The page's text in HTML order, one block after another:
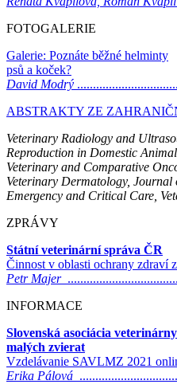
FOTOGALERIE
Galerie: Poznáte běžné helminty
psů a koček?
David Modrý
ABSTRAKTY ZE
Veterinary Radiology and
Reproduction in Domestic
Veterinary and Comparative
Veterinary Dermatology, Journal
Emergency and Critical Care,
ZPRÁVY
Státní veterinární správa ČR
Činnost v oblasti ochrany zdraví
Petr Majer
INFORMACE
Slovenská asociácia
malých zvierat
Vzdelávanie SAVLMZ 2021
Erika Pálová